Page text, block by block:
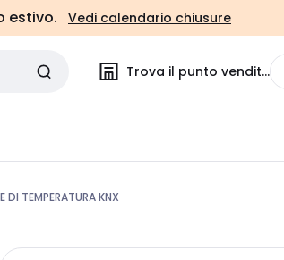
estivo. Vedi calendario chiusure
Trova il punto vendita
TEMPERATURA KNX